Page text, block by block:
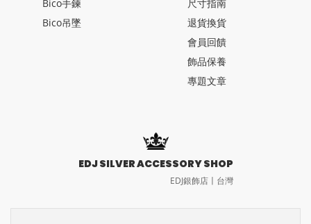
Bico手鍊
Bico吊墜
尺寸指南
退貨換貨
會員回饋
飾品保養
專題文章
EDJ SILVER ACCESSORY SHOP
EDJ銀飾店〡台灣